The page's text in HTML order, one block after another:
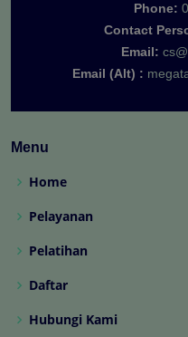
Phone:
Contact
Email:
Email (Alt) :
Menu
Home
Pelayanan
Pelatihan
Daftar
Hubungi Kami